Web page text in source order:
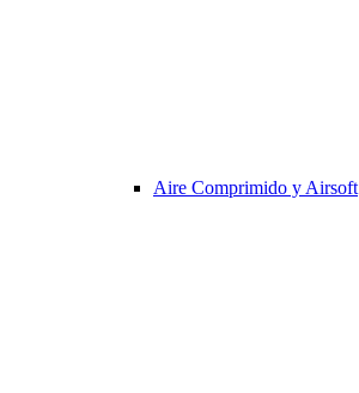
Aire Comprimido y Airsoft